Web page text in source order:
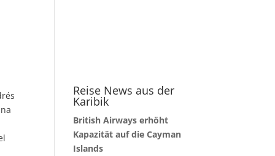
Reise News aus der
Karibik
British Airways erhöht
Kapazität auf die Cayman
Islands